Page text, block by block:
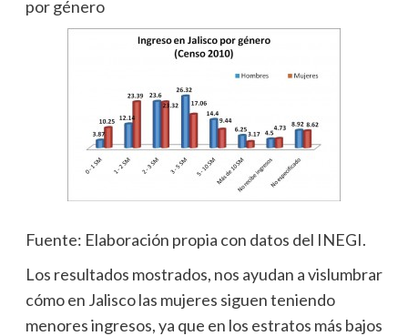
por género
Fuente: Elaboración propia con datos del INEGI.
Los resultados mostrados, nos ayudan a vislumbrar
cómo en Jalisco las mujeres siguen teniendo
menores ingresos, ya que en los estratos más bajos